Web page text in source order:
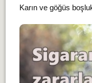
Karın ve göğüs